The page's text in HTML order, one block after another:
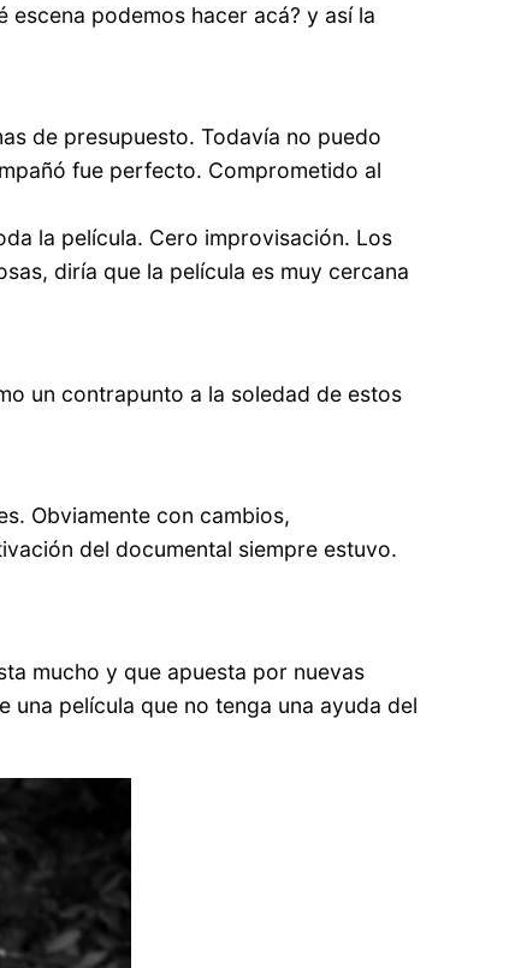
podemos hacer acá? y así la
de presupuesto. Todavía no puedo
fue perfecto. Comprometido al
la película. Cero improvisación. Los
diría que la película es muy cercana
un contrapunto a la soledad de estos
Obviamente con cambios,
del documental siempre estuvo.
mucho y que apuesta por nuevas
una película que no tenga una ayuda del